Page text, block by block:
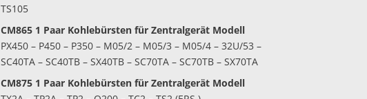
TS105
CM865 1 Paar ­Kohlebürsten für Zentralgerät Modell
PX450 – P450 – P350 – M05/2 – M05/3 – M05/4 – 32U/53 –
SC40TA – SC40TB – SX40TB – SC70TA – SC70TB – SX70TA
CM875 1 Paar ­Kohlebürsten für Zentralgerät Modell